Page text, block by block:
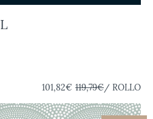
101,82€ 119,79€/ ROLLO